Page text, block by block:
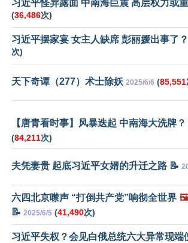
习近平怪异露面 中南海巨震 高层权力或
(36,486次)
习近平摆家宴 女主人缺席 彭丽媛出事了？
次)
天下奇谭（277）术士除妖 2025/6/6 (85,551
【唐青看时事】风暴迭起 中南海大洗牌？
(84,211次)
夫凭妻贵 起底习近平女婿的升迁之路 📝
六四北京噤声 “打倒共产党”响彻全世界
📝 2025/6/5 (41,490次)
习近平失权？会见白俄总统六大异常现端